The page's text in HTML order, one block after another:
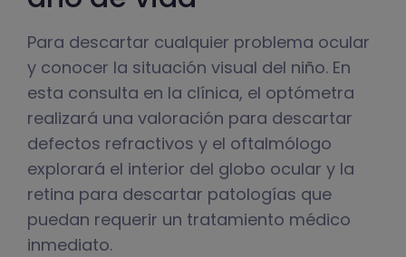
Para descartar cualquier problema ocular
y conocer la situación visual del niño. En
esta consulta en la clínica, el optómetra
realizará una valoración para descartar
defectos refractivos y el oftalmólogo
explorará el interior del globo ocular y la
retina para descartar patologías que
puedan requerir un tratamiento médico
inmediato.